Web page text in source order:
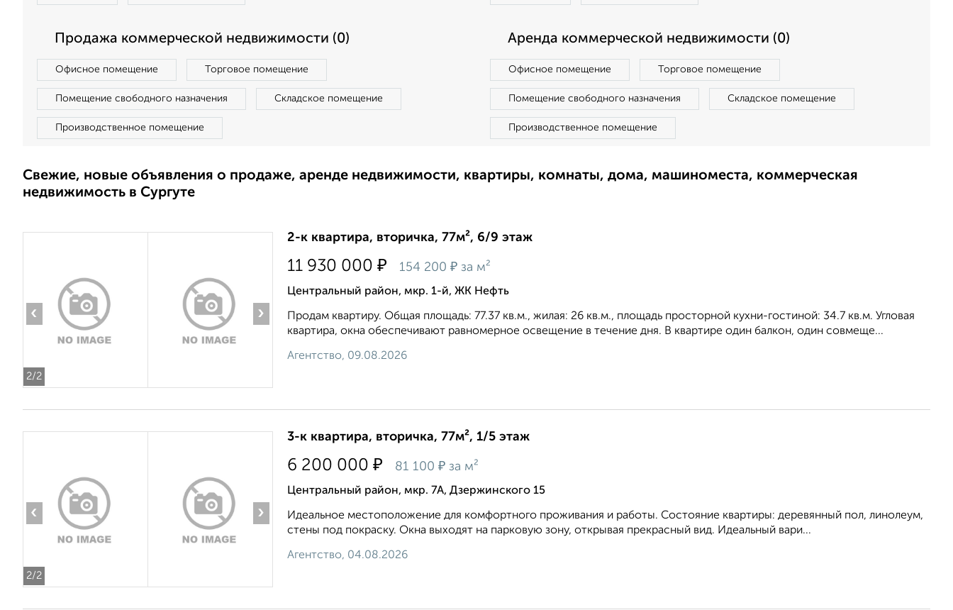
Продажа коммерческой недвижимости (0)
Офисное помещение Торговое помещение
Помещение свободного назначения Складское помещение
Производственное помещение
Аренда коммерческой недвижимости (0)
Офисное помещение Торговое помещение
Помещение свободного назначения Складское помещение
Производственное помещение
Свежие, новые объявления о продаже, аренде недвижимости, квартиры, комнаты, дома, машиноместа, коммерческая
недвижимость в Сургуте
2/2
‹ ›
2-к квартира, вторичка, 77м², 6/9 этаж
11 930 000 ₽ 154 200 ₽ за м²
Центральный район, мкр. 1-й, ЖК Нефть
Продам квартиру. Общая площадь: 77.37 кв.м., жилая: 26 кв.м., площадь просторной кухни-гостиной: 34.7 кв.м. Угловая
квартира, окна oбecпeчивaют paвнoмepнoe ocвeщeниe в тeчeниe дня. В квартире один балкон, один совмеще...
Агентство, 09.08.2026
2/2
‹ ›
3-к квартира, вторичка, 77м², 1/5 этаж
6 200 000 ₽ 81 100 ₽ за м²
Центральный район, мкр. 7А, Дзержинского 15
Идеальное местоположение для комфортного проживания и работы. Состояние квартиры: деревянный пол, линолеум,
стены под покраску. Окна выходят на парковую зону, открывая прекрасный вид. Идеальный вари...
Агентство, 04.08.2026